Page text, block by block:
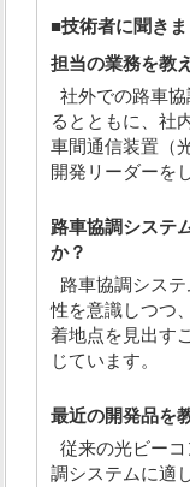
■技術者に聞き
担当の業務を教
社外での路車
るとともに、社
車間通信装置（
開発リーダーを
路車協調システ
か？
路車協調シス
性を意識しつつ
着地点を見出す
じています。
最近の開発品を
従来の光ビー
調システムに適